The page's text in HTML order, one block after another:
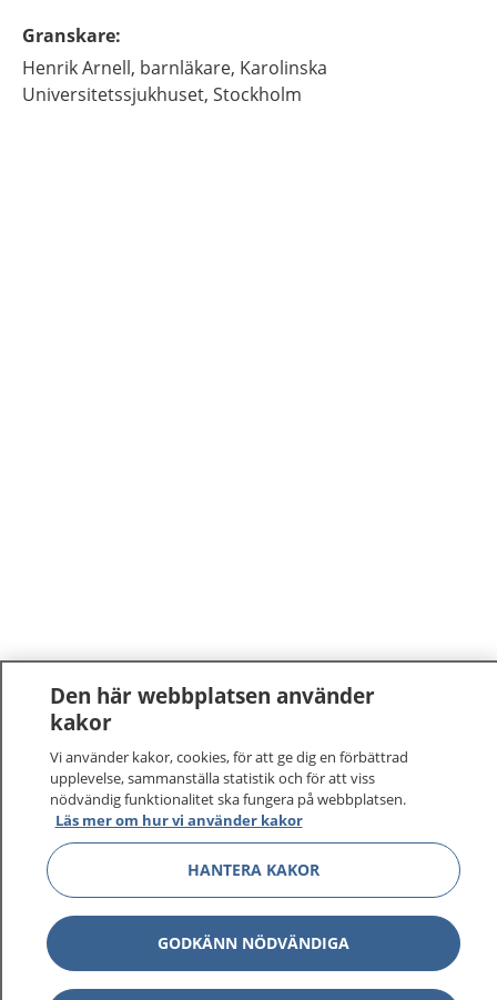
Granskare:
HenrikArnell, barnläkare, Karolinska
Universitetssjukhuset, Stockholm
1177–tryggt om din hälsa och vård
På 1177.se får du råd om hälsa och information om
sjukdomar och vilka mottagningar du kan kontakta.
Logga in för att läsa din journal och göra dina
vårdärenden. Ring telefonnummer 1177 för
sjukvårdsrådgivning dygnet runt.
1177 ger dig råd när du vill må bättre.
Den här webbplatsen använder
kakor
Vi använder kakor, cookies, för att ge dig en förbättrad
upplevelse, sammanställa statistik och för att viss
nödvändig funktionalitet ska fungera på webbplatsen.
Läs mer om hur vi använder kakor
HANTERA KAKOR
GODKÄNN NÖDVÄNDIGA